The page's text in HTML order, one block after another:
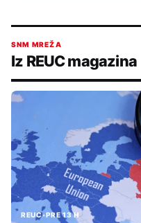
SNM MREŽA
Iz REUC magazina
REUC•PRE 13 H